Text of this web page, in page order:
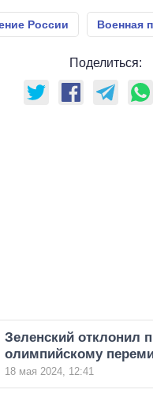
России Военная
Поделиться:
Зеленский отклонил
олимпийскому
18 мая 2024, 12:41